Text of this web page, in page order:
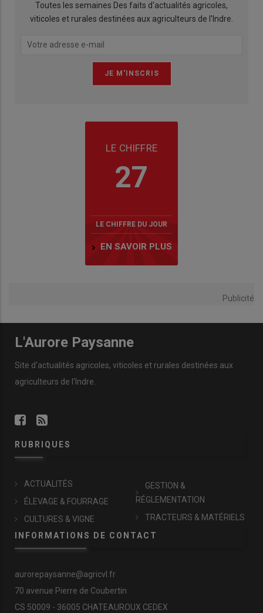
Toutes les semaines Des faits d'actualités agricoles,
viticoles et rurales destinées aux agriculteurs de l'Indre.
LE CHIFFRE
27
LE CHIFFRE DU JOUR
EN SAVOIR PLUS
Publicité
L'Aurore Paysanne
Site d'actualités agricoles, viticoles et rurales destinées aux
agriculteurs de l'Indre.
RUBRIQUES
ACTUALITÉS
ÉLEVAGE & FOURRAGE
CULTURES & VIGNE
GESTION &
RÉGLEMENTATION
TRACTEURS & MATÉRIELS
INFORMATIONS DE CONTACT
aurorepaysanne@agricvl.fr
70 avenue Pierre de Coubertin
CS 50009 - 36005 CHATEAUROUX CEDEX